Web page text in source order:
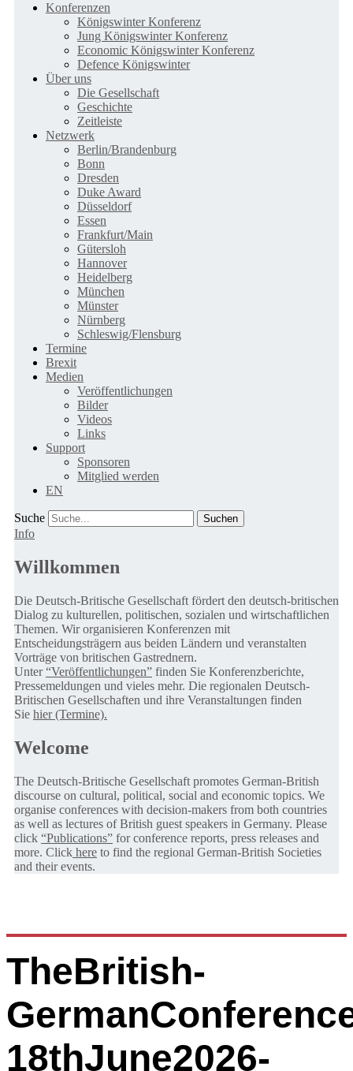
Konferenzen
Königswinter Konferenz
Jung Königswinter Konferenz
Economic Königswinter Konferenz
Defence Königswinter
Über uns
Die Gesellschaft
Geschichte
Zeitleiste
Netzwerk
Berlin/Brandenburg
Bonn
Dresden
Duke Award
Düsseldorf
Essen
Frankfurt/Main
Gütersloh
Hannover
Heidelberg
München
Münster
Nürnberg
Schleswig/Flensburg
Termine
Brexit
Medien
Veröffentlichungen
Bilder
Videos
Links
Support
Sponsoren
Mitglied werden
EN
Suche
Info
Willkommen
Die Deutsch-Britische Gesellschaft fördert den deutsch-britischen
Dialog zu kulturellen, politischen, sozialen und wirtschaftlichen
Themen. Wir organisieren Konferenzen mit
Entscheidungsträgern aus beiden Ländern und veranstalten
Vorträge von britischen Gastrednern.
Unter“Veröffentlichungen” finden Sie Konferenzberichte,
Pressemeldungen und vieles mehr. Die regionalen Deutsch-
Britischen Gesellschaften und ihre Veranstaltungen finden
Sie hier (Termine).
Welcome
The Deutsch-Britische Gesellschaft promotes German-British
discourse on cultural, political, social and economic topics. We
organise conferences with decision-makers from both countries
as well as lectures of British guest speakers in Germany. Please
click “Publications” for conference reports, press releases and
more. Click here to find the regional German-British Societies
and their events.
TheBritish-
18thJune2026-